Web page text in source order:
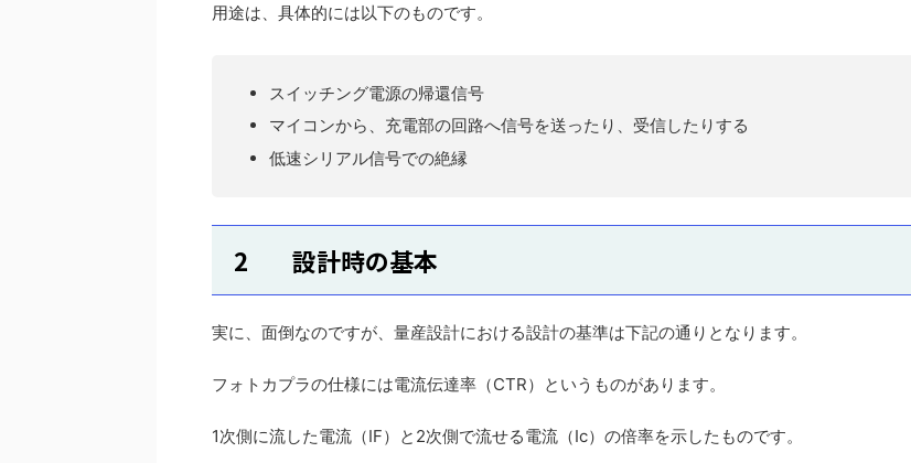
用途は、具体的には以下のものです。
スイッチング電源の帰還信号
マイコンから、充電部の回路へ信号を送ったり、受信したりする
低速シリアル信号での絶縁
2 設計時の基本
実に、面倒なのですが、量産設計における設計の基準は下記の通りとなります。
フォトカプラの仕様には電流伝達率（CTR）というものがあります。
1次側に流した電流（IF）と2次側で流せる電流（Ic）の倍率を示したものです。